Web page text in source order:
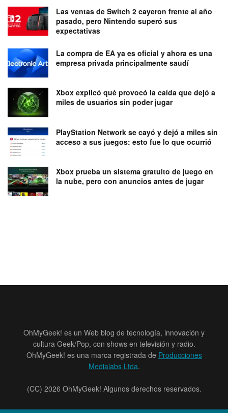
Las ventas de Switch 2 cayeron frente al año
pasado, pero Nintendo superó sus
expectativas
La compra de EA ya es oficial y ahora es una
empresa privada principalmente saudí
Xbox explicó qué provocó la caída que dejó a
miles de usuarios sin poder jugar
PlayStation Network se cayó y dejó a miles sin
acceso a sus juegos: esto fue lo que ocurrió
Xbox prueba un sistema gratuito de juego en
la nube, pero con anuncios antes de jugar
OhMyGeek! es un Web blog de tecnología, innovación y
cultura Geek/Pop, con shows en televisión y radio.
OhMyGeek! es una marca registrada de Producciones
Medialabs Ltda.
(CC) 2026 OhMyGeek! Algunos derechos reservados.